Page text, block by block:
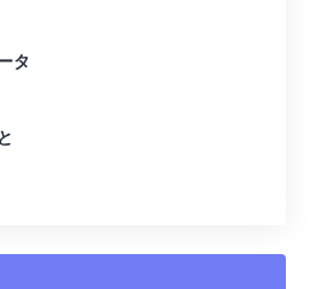
タ